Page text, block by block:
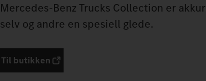
Mercedes‑Benz Trucks Collection er
selv og andre en spesiell glede.
Til butikken